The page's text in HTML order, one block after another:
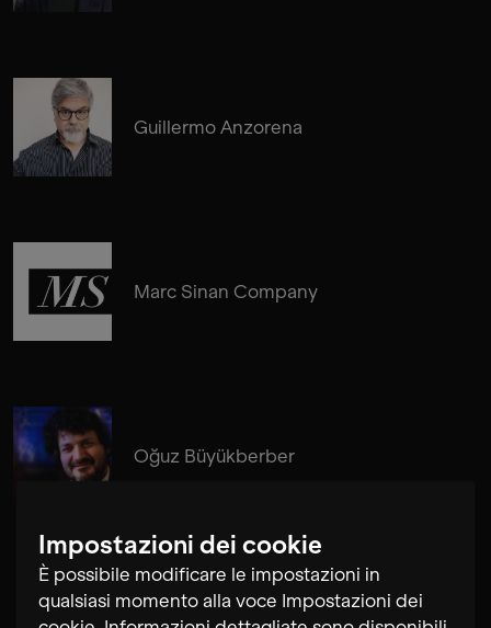
Impostazioni dei cookie
È possibile modificare le impostazioni in
qualsiasi momento alla voce Impostazioni dei
Guillermo Anzorena
Marc Sinan Company
Oğuz Büyükberber
Daniel Eichholz